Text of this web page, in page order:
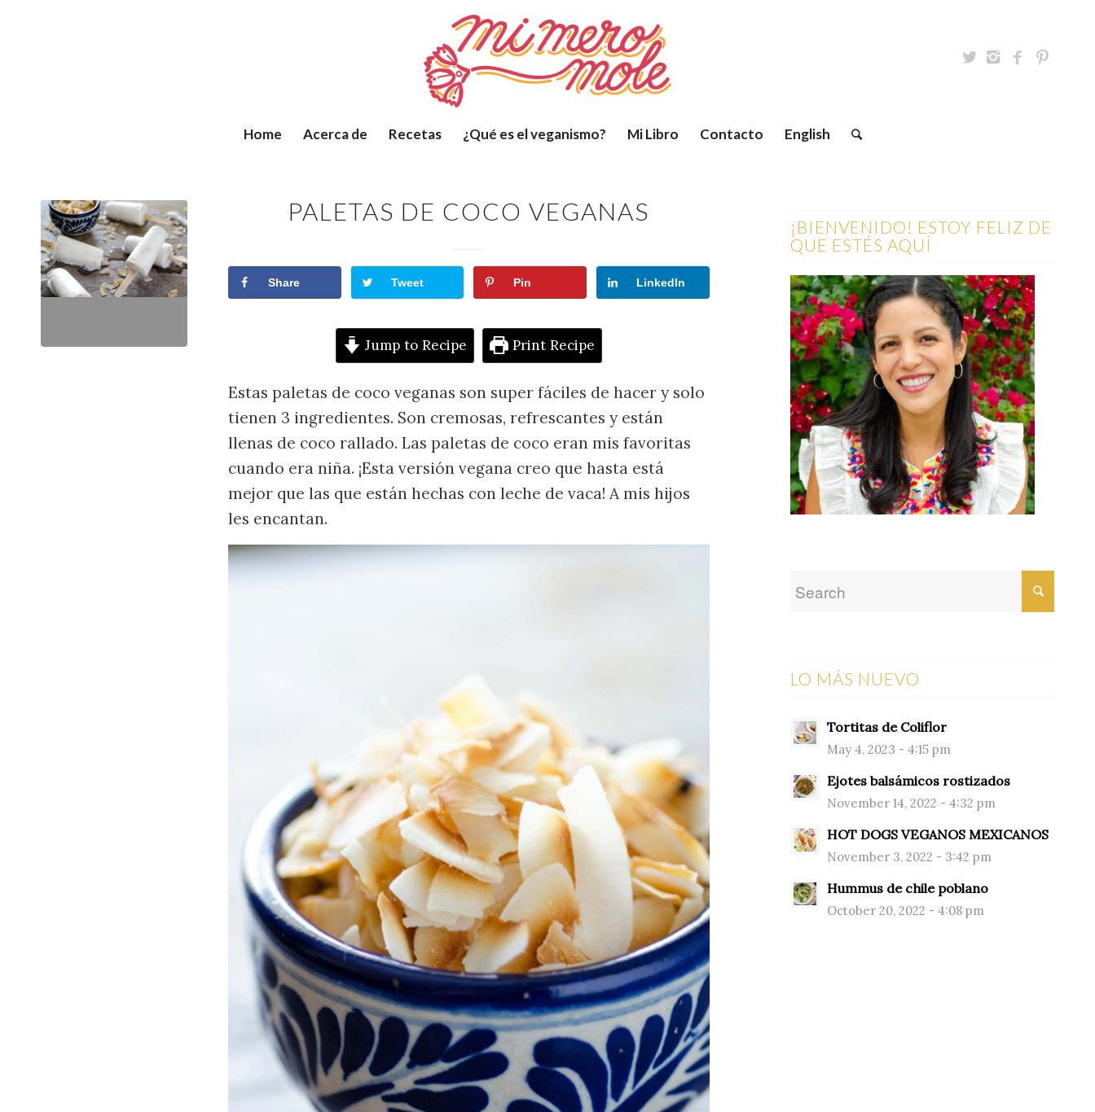
Home Acerca de Recetas ¿Qué es el veganismo? Mi Libro Contacto English
PALETAS DE COCO VEGANAS
Share Tweet Pin LinkedIn
Jump to Recipe Print Recipe
Estas paletas de coco veganas son super fáciles de hacer y solo
tienen 3 ingredientes. Son cremosas, refrescantes y están
llenas de coco rallado. Las paletas de coco eran mis favoritas
cuando era niña. ¡Esta versión vegana creo que hasta está
mejor que las que están hechas con leche de vaca! A mis hijos
les encantan.
¡BIENVENIDO! ESTOY FELIZ DE
QUE ESTÉS AQUÍ
LO MÁS NUEVO
Tortitas de Coliflor
May 4, 2023 - 4:15 pm
Ejotes balsámicos rostizados
November 14, 2022 - 4:32 pm
HOT DOGS VEGANOS MEXICANOS
November 3, 2022 - 3:42 pm
Hummus de chile poblano
October 20, 2022 - 4:08 pm